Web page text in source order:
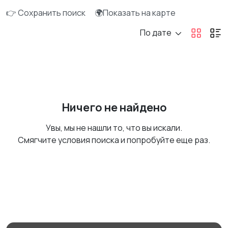
👉 Сохранить поиск
🌍Показать на карте
По дате
Ничего не найдено
Увы, мы не нашли то, что вы искали.
Смягчите условия поиска и попробуйте еще раз.